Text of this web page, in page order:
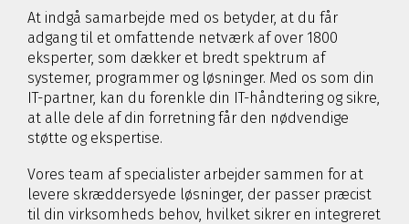
At indgå samarbejde med os betyder, at du får
adgang til et omfattende netværk af over 1800
eksperter, som dækker et bredt spektrum af
systemer, programmer og løsninger. Med os som din
IT-partner, kan du forenkle din IT-håndtering og sikre,
at alle dele af din forretning får den nødvendige
støtte og ekspertise.
Vores team af specialister arbejder sammen for at
levere skræddersyede løsninger, der passer præcist
til din virksomheds behov, hvilket sikrer en integreret